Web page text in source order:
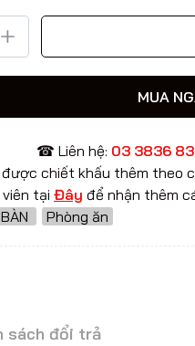
MUA
☎ Liên hệ: 03 3836
chiết khấu thêm theo
viên tại Đây để nhận thêm
BÀN Phòng ăn
sách đổi trả